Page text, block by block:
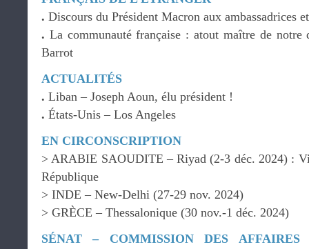
. Discours du Président Macron aux ambassadrices
. La communauté française : atout maître de notre
Barrot
ACTUALITÉS
. Liban – Joseph Aoun, élu président !
. États-Unis – Los Angeles
EN CIRCONSCRIPTION
> ARABIE SAOUDITE – Riyad (2-3 déc. 2024) :
République
> INDE – New-Delhi (27-29 nov. 2024)
> GRÈCE – Thessalonique (30 nov.-1 déc. 2024)
SÉNAT – COMMISSION DES